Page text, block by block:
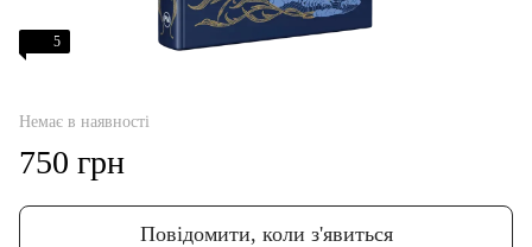
5
Немає в наявності
750 грн
Повідомити, коли з'явиться